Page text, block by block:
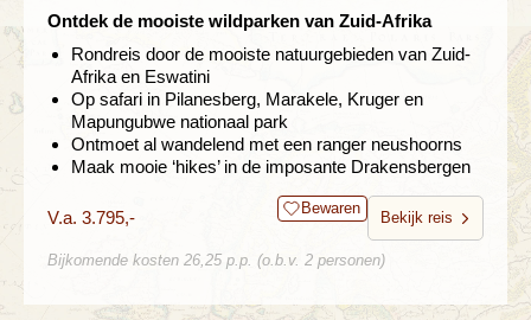
Ontdek de mooiste wildparken van Zuid-Afrika
Rondreis door de mooiste natuurgebieden van Zuid-
Afrika en Eswatini
Op safari in Pilanesberg, Marakele, Kruger en
Mapungubwe nationaal park
Ontmoet al wandelend met een ranger neushoorns
Maak mooie ‘hikes’ in de imposante Drakensbergen
V.a. 3.795,- Bewaren
Bekijk reis
Bijkomende kosten 26,25 p.p. (o.b.v. 2 personen)